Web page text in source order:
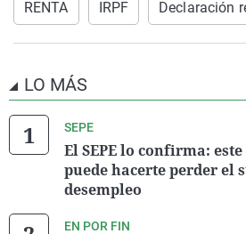
RENTA IRPF Declaración
LO MÁS
SEPE
El SEPE lo confirma:
puede hacerte perder el
desempleo
EN POR FIN